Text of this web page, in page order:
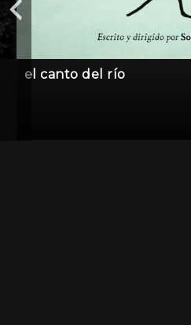
el canto del río